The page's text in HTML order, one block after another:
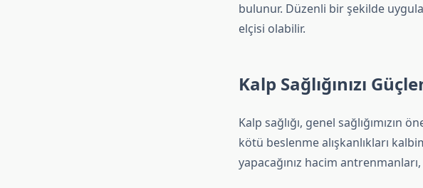
bulunur. Düzenli bir şekilde
elçisi olabilir.
Kalp Sağlığınızı
Kalp sağlığı, genel
kötü beslenme alışkanlıkları
yapacağınız hacim